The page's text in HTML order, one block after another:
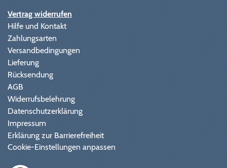
Vertrag widerrufen
Hilfe und Kontakt
Zahlungsarten
Versandbedingungen
Lieferung
Rücksendung
AGB
Widerrufsbelehrung
Datenschutzerklärung
Impressum
Erklärung zur Barrierefreiheit
Cookie-Einstellungen anpassen